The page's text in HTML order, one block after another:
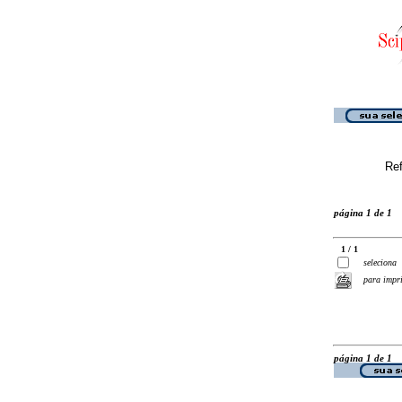
página 1 de 1
1 / 1
seleciona
para
página 1 de 1